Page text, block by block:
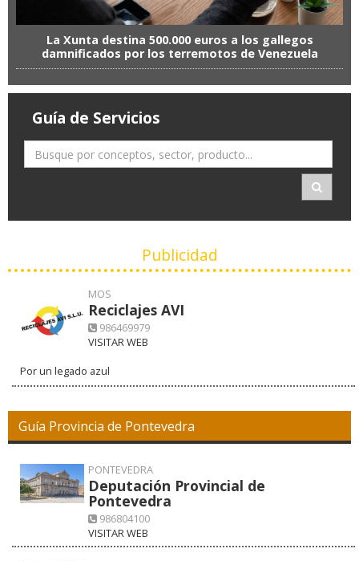
La Xunta destina 500.000 euros a los gallegos
damnificados por los terremotos de Venezuela
Guía de Servicios
Publicidad
MOS
Reciclajes AVI
986469979
VISITAR WEB
Por un legado azul
Guía Provincia de Pontevedra
PONTEVEDRA
Deputación Provincial de
Pontevedra
986804100
VISITAR WEB